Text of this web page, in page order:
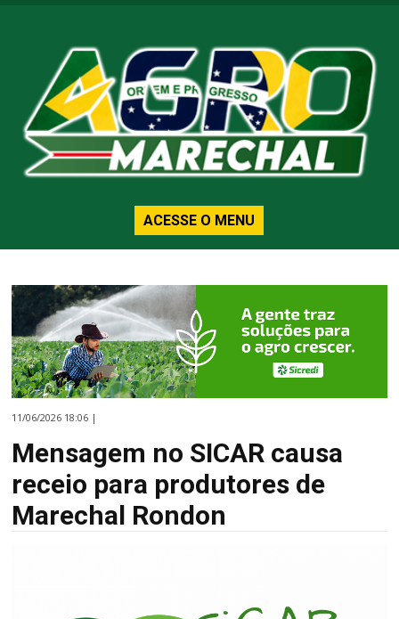
ACESSE O MENU
11/06/2026 18:06 |
Mensagem no SICAR causa
receio para produtores de
Marechal Rondon